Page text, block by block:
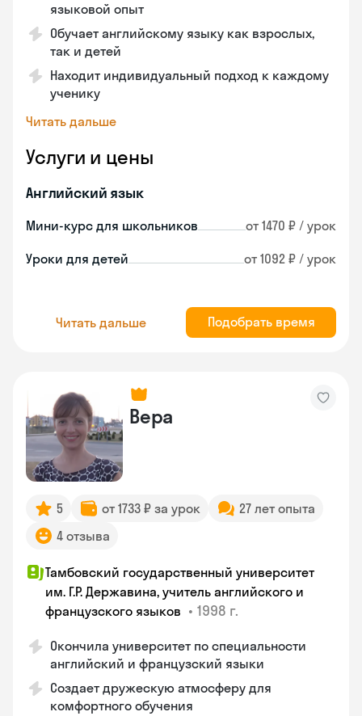
языковой опыт
Обучает английскому языку как взрослых,
так и детей
Находит индивидуальный подход к каждому
ученику
Читать дальше
Услуги и цены
Английский язык
Мини-курс для школьников от 1470 ₽ / урок
Уроки для детей от 1092 ₽ / урок
Читать дальше Подобрать время
Вера
5 от 1733 ₽ за урок
27 лет опыта
4 отзыва
Тамбовский государственный университет
им. Г.Р. Державина, учитель английского и
французского языков • 1998 г.
Окончила университет по специальности
английский и французский языки
Создает дружескую атмосферу для
комфортного обучения